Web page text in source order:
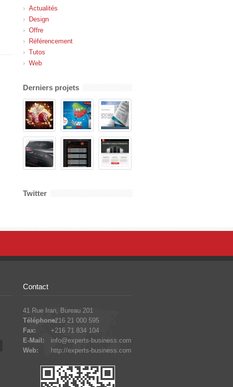
Actualités
Design
Offre
Référencement
Tutos
Web
Derniers projets
Twitter
Contact
41 Rue Iran, Bureau 201
Téléphone:+216 21 000 595
Fax:
+216 71 834 104
E-Mail:
info@experts-business.com
Web:
http://experts-business.com